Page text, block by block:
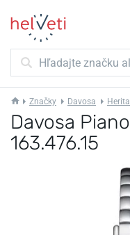
Značky Davosa
Davosa
163.476.15